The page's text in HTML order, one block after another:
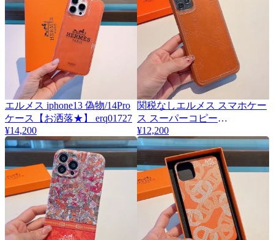
エルメス iphone13 偽物/14Pro
ケース【お洒落★】 erq01727
¥14,200
関税なしエルメス スマホケー
ス スーパーコピー
★iphone12/12PRO対応
H0007441A34
¥12,200